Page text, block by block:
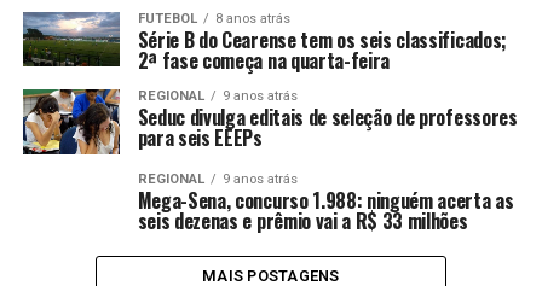
FUTEBOL 8 anos atrás
Série B do Cearense tem os seis classificados;
2ª fase começa na quarta-feira
REGIONAL 9 anos atrás
Seduc divulga editais de seleção de professores
para seis EEEPs
REGIONAL 9 anos atrás
Mega-Sena, concurso 1.988: ninguém acerta as
seis dezenas e prêmio vai a R$ 33 milhões
MAIS POSTAGENS